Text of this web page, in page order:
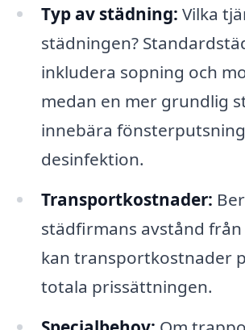
Typ av städning: Vilka
städningen?
inkludera sopning och
medan en mer grundlig
innebära
desinfektion.
Transportkostnader:
städfirmans avstånd från
kan transportkostnader
totala prissättningen.